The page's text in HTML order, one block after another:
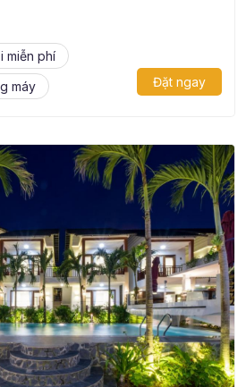
miễn phí
máy Đặt ngay